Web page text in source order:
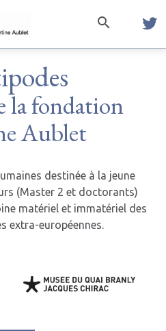
la fondation
Aublet
destinée à la jeune
(Master 2 et doctorants)
matériel et immatériel des
extra-européennes.